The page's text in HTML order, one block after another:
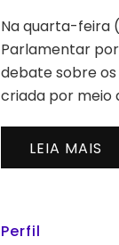
Na quarta-feira
Parlamentar
debate sobre
criada por meio
LEIA MAIS
Perfil